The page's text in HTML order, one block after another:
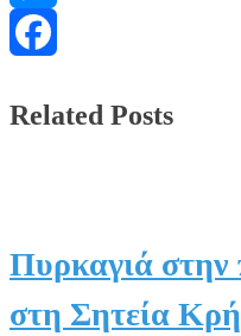
Messenger
Related Posts
Πυρκαγιά στην
στη Σητεία